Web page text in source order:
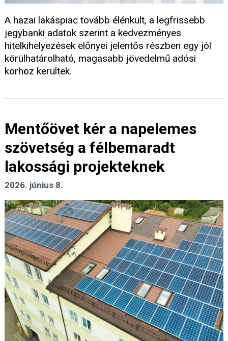
A hazai lakáspiac tovább élénkült, a legfrissebb
jegybanki adatok szerint a kedvezményes
hitelkihelyezések előnyei jelentős részben egy jól
körülhatárolható, magasabb jövedelmű adósi
körhöz kerültek.
Mentőövet kér a napelemes
szövetség a félbemaradt
lakossági projekteknek
2026. június 8.